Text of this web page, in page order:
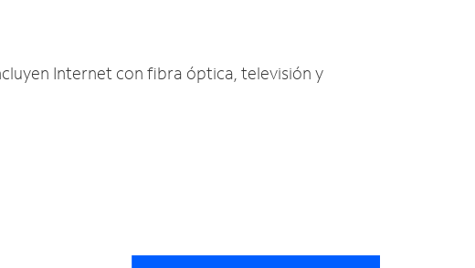
Internet con fibra óptica, televisión y